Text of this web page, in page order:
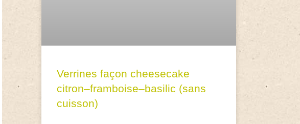
Verrines façon cheesecake
citron–framboise–basilic (sans
cuisson)